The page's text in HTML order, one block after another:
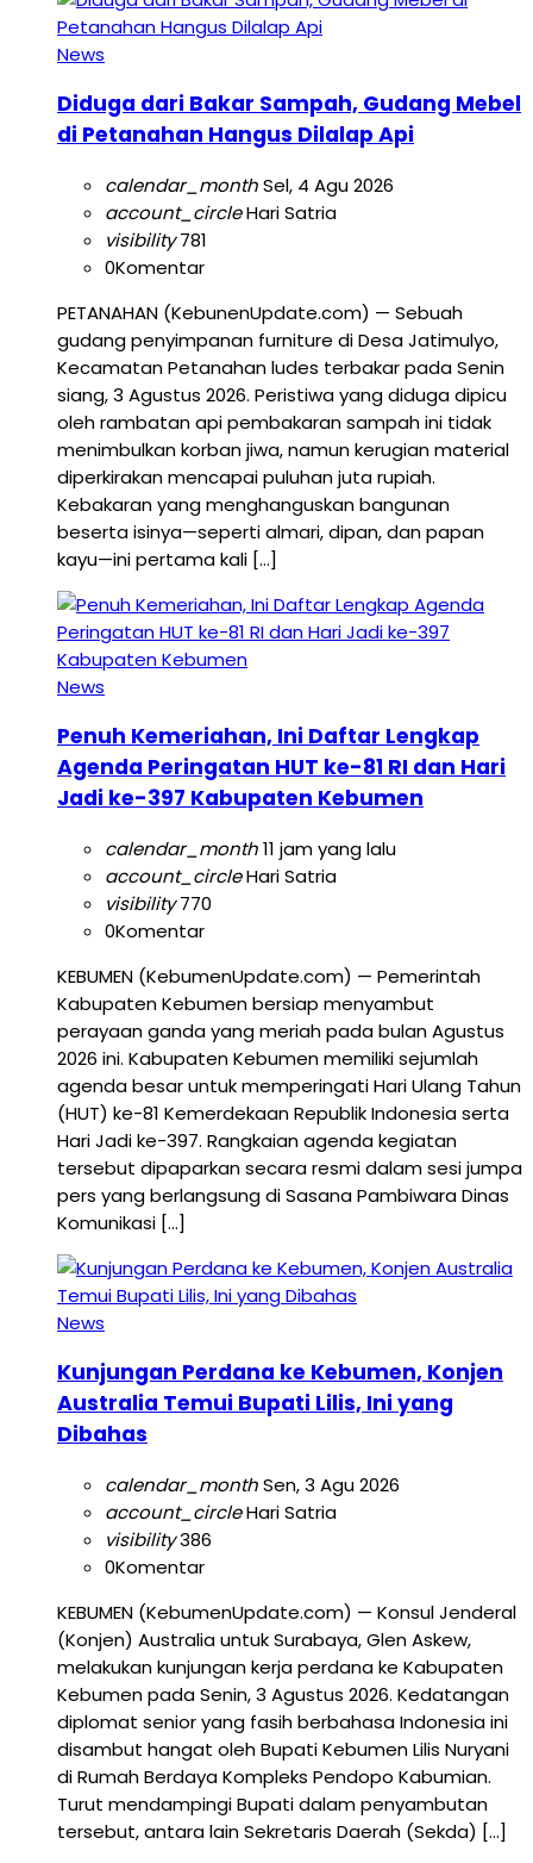
News
Diduga dari Bakar Sampah, Gudang Mebel
di Petanahan Hangus Dilalap Api
calendar_monthSel, 4 Agu 2026
account_circleHari Satria
visibility781
0Komentar
PETANAHAN (KebunenUpdate.com) — Sebuah
gudang penyimpanan furniture di Desa Jatimulyo,
Kecamatan Petanahan ludes terbakar pada Senin
siang, 3 Agustus 2026. Peristiwa yang diduga dipicu
oleh rambatan api pembakaran sampah ini tidak
menimbulkan korban jiwa, namun kerugian material
diperkirakan mencapai puluhan juta rupiah.
Kebakaran yang menghanguskan bangunan
beserta isinya—seperti almari, dipan, dan papan
kayu—ini pertama kali […]
News
Penuh Kemeriahan, Ini Daftar Lengkap
Agenda Peringatan HUT ke-81 RI dan Hari
Jadi ke-397 Kabupaten Kebumen
calendar_month11 jam yang lalu
account_circleHari Satria
visibility770
0Komentar
KEBUMEN (KebumenUpdate.com) — Pemerintah
Kabupaten Kebumen bersiap menyambut
perayaan ganda yang meriah pada bulan Agustus
2026 ini. Kabupaten Kebumen memiliki sejumlah
agenda besar untuk memperingati Hari Ulang Tahun
(HUT) ke-81 Kemerdekaan Republik Indonesia serta
Hari Jadi ke-397. Rangkaian agenda kegiatan
tersebut dipaparkan secara resmi dalam sesi jumpa
pers yang berlangsung di Sasana Pambiwara Dinas
Komunikasi […]
News
Kunjungan Perdana ke Kebumen, Konjen
Australia Temui Bupati Lilis, Ini yang
Dibahas
calendar_monthSen, 3 Agu 2026
account_circleHari Satria
visibility386
0Komentar
KEBUMEN (KebumenUpdate.com) — Konsul Jenderal
(Konjen) Australia untuk Surabaya, Glen Askew,
melakukan kunjungan kerja perdana ke Kabupaten
Kebumen pada Senin, 3 Agustus 2026. Kedatangan
diplomat senior yang fasih berbahasa Indonesia ini
disambut hangat oleh Bupati Kebumen Lilis Nuryani
di Rumah Berdaya Kompleks Pendopo Kabumian.
Turut mendampingi Bupati dalam penyambutan
tersebut, antara lain Sekretaris Daerah (Sekda) […]